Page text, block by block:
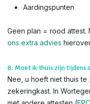
Aardingspunten
Geen plan = rood attest.
ons extra advies
8. Moet ik thuis zijn tijdens
Nee, u hoeft niet thuis
zekeringkast. In